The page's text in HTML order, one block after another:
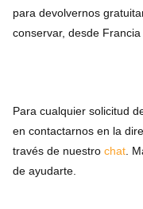
para devolvernos
conservar, desde Francia
Para cualquier solicitud
en contactarnos en la
través de nuestro chat .
de ayudarte.